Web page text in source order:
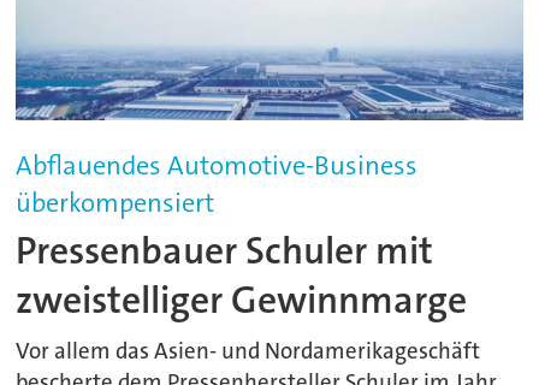
Abflauendes Automotive-Business
überkompensiert
Pressenbauer Schuler mit
zweistelliger Gewinnmarge
Vor allem das Asien- und Nordamerikageschäft